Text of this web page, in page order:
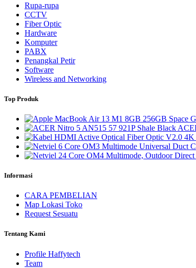
Rupa-rupa
CCTV
Fiber Optic
Hardware
Komputer
PABX
Penangkal Petir
Software
Wireless and Networking
Top Produk
Informasi
CARA PEMBELIAN
Map Lokasi Toko
Request Sesuatu
Tentang Kami
Profile Haffytech
Team